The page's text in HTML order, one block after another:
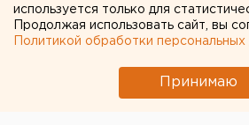
На автозаправке в Тюмени
сообщили агентству ЕАН в
километре Салаирского тракта
февраля в 19:30. спасатели
используется только для
Продолжая использовать сайт, вы
Политикой обработки персональных
Принимаю